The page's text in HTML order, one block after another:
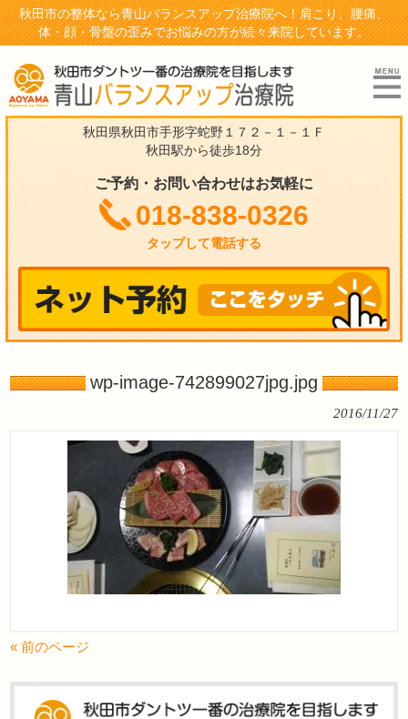
秋田市の整体なら青山バランスアップ治療院へ！肩こり、腰痛、
体・顔・骨盤の歪みでお悩みの方が続々来院しています。
秋田県秋田市手形字蛇野１７２－１－１Ｆ
秋田駅から徒歩18分
ご予約・お問い合わせはお気軽に
018-838-0326
タップして電話する
wp-image-742899027jpg.jpg
2016/11/27
« 前のページ